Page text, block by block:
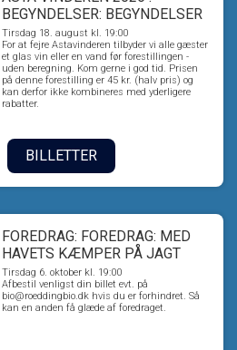
BEGYNDELSER: BEGYNDELSER
Tirsdag 18. august kl. 19:00
For at fejre Astavinderen tilbyder vi alle gæster
et glas vin eller en vand før forestillingen -
uden beregning. Kom gerne i god tid. Prisen
på denne forestilling er 45 kr. (halv pris) og
kan derfor ikke kombineres med yderligere
rabatter.
BILLETTER
FOREDRAG: FOREDRAG: MED
HAVETS KÆMPER PÅ JAGT
Tirsdag 6. oktober kl. 19:00
Afbestil venligst din billet evt. på
bio@roeddingbio.dk hvis du er forhindret. Så
kan en anden få glæde af foredraget.